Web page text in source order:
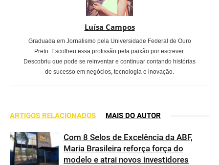
Luísa Campos
Graduada em Jornalismo pela Universidade Federal de Ouro
Preto. Escolheu essa profissão pela paixão por escrever.
Descobriu que pode se reinventar e continuar contando histórias
de sucesso em negócios, tecnologia e inovação.
ARTIGOS RELACIONADOS MAIS DO AUTOR
Com 8 Selos de Excelência da ABF,
Maria Brasileira reforça força do
modelo e atrai novos investidores